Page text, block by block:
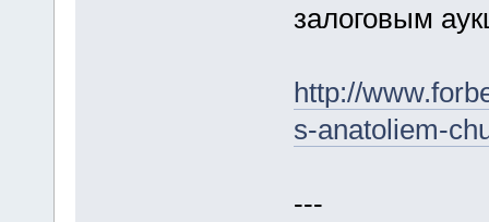
залоговым
http://
s-anatoliem-
---